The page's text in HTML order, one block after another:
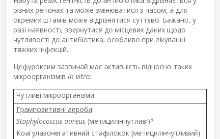
різних регіонах та може змінюватися з часом, а для
окремих штамів може відрізнятися суттєво. Бажано, у
разі наявності, звернутися до місцевих даних щодо
чутливості до антибіотика, особливо при лікуванні
тяжких інфекцій.
Цефуроксим зазвичай має активність відносно таких
мікроорганізмів in vitro:
Чутливі мікроорганізми
Грампозитивні аероби:
Staphylococcus aureus (метицилінчутливі)*
Коагулазонегативний стафілокок (метицилінчутливий)